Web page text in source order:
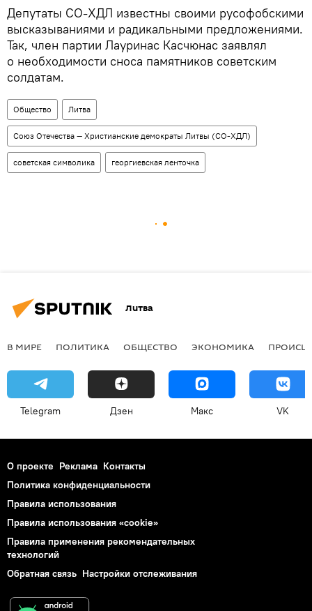
Депутаты СО-ХДЛ известны своими русофобскими
высказываниями и радикальными предложениями.
Так, член партии Лауринас Касчюнас заявлял
о необходимости сноса памятников советским
солдатам.
Общество Литва
Союз Отечества — Христианские демократы Литвы (СО-ХДЛ)
советская символика георгиевская ленточка
Литва
В МИРЕ ПОЛИТИКА ОБЩЕСТВО ЭКОНОМИКА
Telegram Дзен Макс VK
О проекте Реклама Контакты
Политика конфиденциальности
Правила использования
Правила использования «cookie»
Правила применения рекомендательных
технологий
Обратная связь Настройки отслеживания